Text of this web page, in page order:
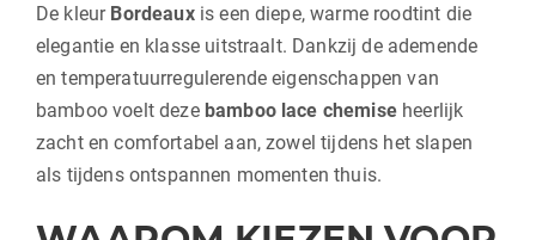
De kleur Bordeauxis een diepe, warme roodtint die
elegantie en klasse uitstraalt. Dankzij de ademende
en temperatuurregulerende eigenschappen van
bamboo voelt deze bamboo lace chemiseheerlijk
zacht en comfortabel aan, zowel tijdens het slapen
als tijdens ontspannen momenten thuis.